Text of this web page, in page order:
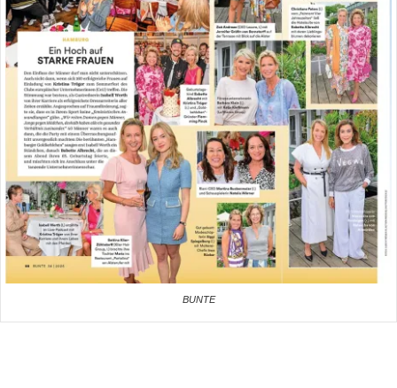
BUNTE